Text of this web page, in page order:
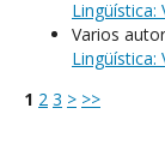
Lingüística:
Varios
Lingüística:
1 2 3 > >>